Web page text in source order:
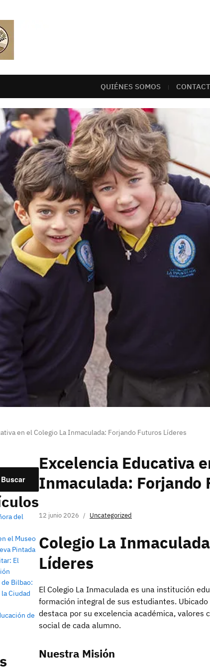
QUIÉNES SOMOS
en el Colegio La Inmaculada: Forjando Futuros Líderes
Buscar
del
el Museo
Pintada
El
Bilbao:
Ciudad
de
Excelencia Educativa
Inmaculada: Forjando
12 junio 2026 Uncategorized
Colegio La
Líderes
El Colegio La Inmaculada es una institución
formación integral de sus estudiantes.
destaca por su excelencia académica,
social de cada alumno.
Nuestra Misión